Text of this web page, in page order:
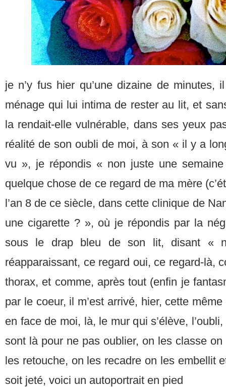
je n’y fus hier qu’une dizaine de
ménage qui lui intima de rester au lit, et
la rendait-elle vulnérable, dans ses yeux
réalité de son oubli de moi, à son « il y a
vu », je répondis « non juste une semaine
quelque chose de ce regard de ma mère
l’an 8 de ce siècle, dans cette clinique de
une cigarette ? », où je répondis par la
sous le drap bleu de son lit, disant «
réapparaissant, ce regard oui, ce regard-là,
thorax, et comme, après tout (enfin je
par le coeur, il m’est arrivé, hier, cette
en face de moi, là, le mur qui s’élève,
sont là pour ne pas oublier, on les classe
les retouche, on les recadre on les embellit
soit jeté, voici un autoportrait en pied